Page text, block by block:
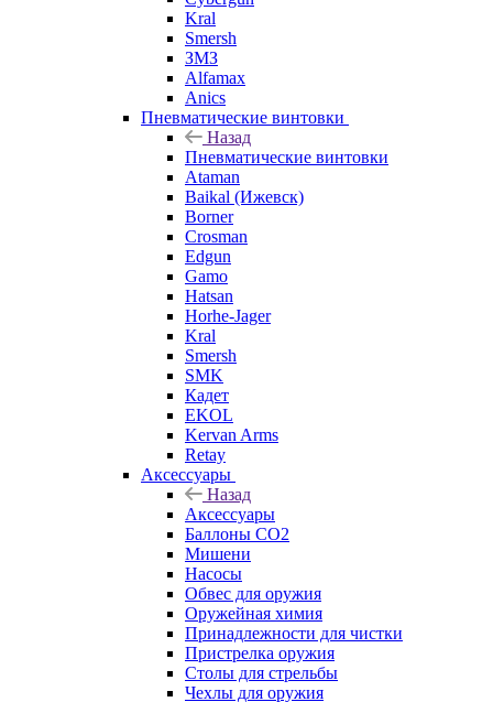
Kral
Smersh
ЗМЗ
Alfamax
Anics
Пневматические винтовки
Назад
Пневматические винтовки
Ataman
Baikal (Ижевск)
Borner
Crosman
Edgun
Gamo
Hatsan
Horhe-Jager
Kral
Smersh
SMK
Кадет
EKOL
Kervan Arms
Retay
Аксессуары
Назад
Аксессуары
Баллоны СО2
Мишени
Насосы
Обвес для оружия
Оружейная химия
Принадлежности для чистки
Пристрелка оружия
Столы для стрельбы
Чехлы для оружия